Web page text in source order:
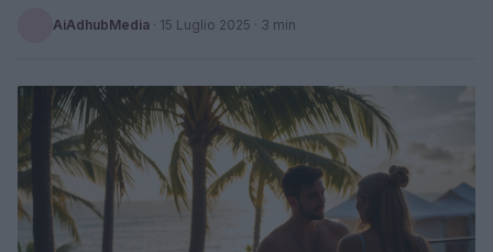
AiAdhubMedia · 15 Luglio 2025 · 3 min